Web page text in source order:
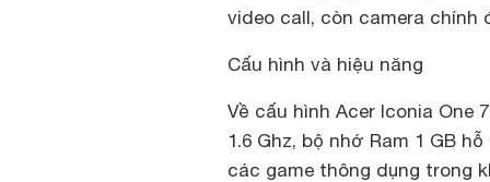
video call, còn camera
Cấu hình và hiệu năng
Về cấu hình Acer Iconia One
1.6 Ghz, bộ nhớ Ram 1 GB
các game thông dụng trong